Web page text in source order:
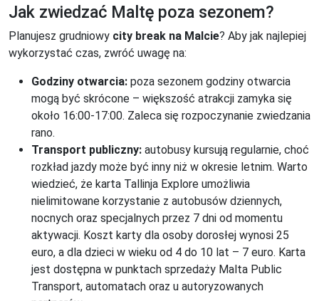
Jak zwiedzać Maltę poza sezonem?
Planujesz grudniowy city break na Malcie? Aby jak najlepiej
wykorzystać czas, zwróć uwagę na:
Godziny otwarcia: poza sezonem godziny otwarcia
mogą być skrócone – większość atrakcji zamyka się
około 16:00-17:00. Zaleca się rozpoczynanie zwiedzania
rano.
Transport publiczny: autobusy kursują regularnie, choć
rozkład jazdy może być inny niż w okresie letnim. Warto
wiedzieć, że karta Tallinja Explore umożliwia
nielimitowane korzystanie z autobusów dziennych,
nocnych oraz specjalnych przez 7 dni od momentu
aktywacji. Koszt karty dla osoby dorosłej wynosi 25
euro, a dla dzieci w wieku od 4 do 10 lat – 7 euro. Karta
jest dostępna w punktach sprzedaży Malta Public
Transport, automatach oraz u autoryzowanych